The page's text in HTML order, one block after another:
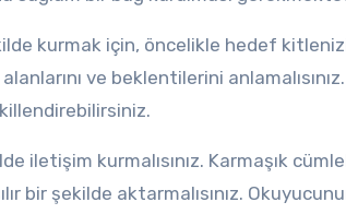
kurmak için, öncelikle hedef
ve beklentilerini
iletişim kurmalısınız. Karmaşık
bir şekilde aktarmalısınız.